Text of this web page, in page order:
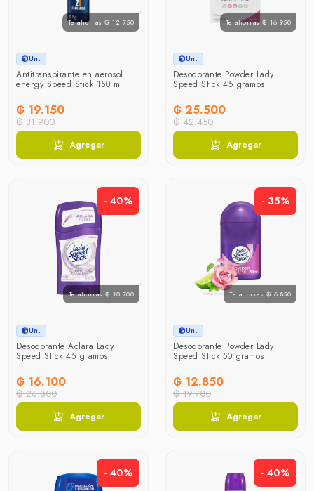
Te ahorras ₲ 12.750
Un.
Antitranspirante en aerosol
energy Speed Stick 150 ml
₲ 19.150
₲ 31.900
Agregar
Te ahorras ₲ 16.950
Un.
Desodorante Powder Lady
Speed Stick 45 gramos
₲ 25.500
₲ 42.450
Agregar
Te ahorras ₲ 10.700
- 40%
Un.
Desodorante Aclara Lady
Speed Stick 45 gramos
₲ 16.100
₲ 26.800
Agregar
Te ahorras ₲ 6.850
- 35%
Un.
Desodorante Powder Lady
Speed Stick 50 gramos
₲ 12.850
₲ 19.700
Agregar
- 40% - 40%